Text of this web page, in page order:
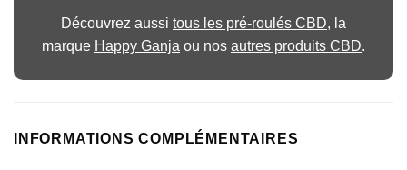
Découvrez aussi tous les pré-roulés CBD, la
marque Happy Ganja ou nos autres produits CBD.
INFORMATIONS COMPLÉMENTAIRES